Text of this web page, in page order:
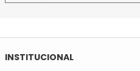
INSTITUCIONAL